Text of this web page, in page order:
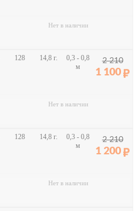
Нет в наличии
128 14,8 г.
0,3 - 0,8
м
2 210
1 100
Нет в наличии
128 14,8 г.
0,3 - 0,8
м
2 210
1 200
Нет в наличии